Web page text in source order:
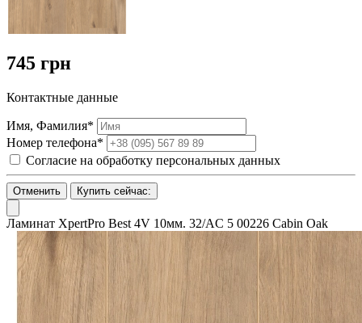
745 грн
Контактные данные
Имя, Фамилия*
Номер телефона*
Согласие на обработку персональных данных
Отменить Купить сейчас:
Ламинат XpertPro Best 4V 10мм. 32/AC 5 00226 Cabin Oak